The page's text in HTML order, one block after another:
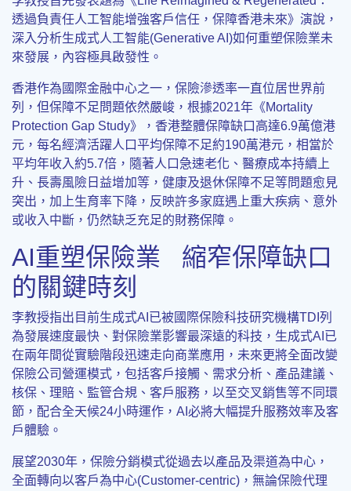
透過負責任人工智能增強客戶信任，保障香港未來》演說，
深入分析生成式人工智能(Generative AI)如何重塑保險業未
來發展，內容極具啟發性。
香港作為國際金融中心之一，保險滲透率一直位居世界前
列，但保障不足問題依然嚴峻，根據2021年《Mortality
Protection Gap Study》，香港整體保障缺口高達6.9萬億港
元，每名經濟活躍人口平均保障不足約190萬港元，相當於
平均年收入約5.7倍，隨著人口急速老化、醫療成本持續上
升、長壽風險日益增加等，健康及退休保障不足等問題愈見
突出，加上生育率下降，反映許多家庭遇上重大疾病、意外
或收入中斷，仍然缺乏充足的財務保障。
AI重塑保險業 縮窄保障缺口
的關鍵時刻
李教授指出目前生成式AI已被國際保險科技研究機構TDI列
為發展速度最快、對保險業影響最深遠的科技，生成式AI已
在兩年間從實驗階段迅速走向商業應用，未來更將全面改變
保險公司營運模式，包括客戶接觸、需求分析、產品建議、
核保、理賠、監管合規、客戶服務，以至交叉銷售等不同環
節，配合全天候24小時運作，AI必將大幅提升服務效率及客
戶體驗。
展望2030年，保險分銷模式從過去以產品及渠道為中心，
全面轉向以客戶為中心(Customer-centric)，無論保險代理